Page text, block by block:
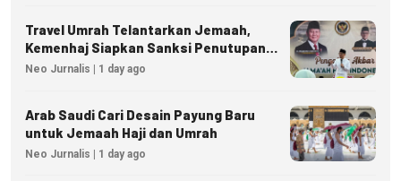
Travel Umrah Telantarkan Jemaah,
Kemenhaj Siapkan Sanksi Penutupan
Izin hingga Pidana
Neo Jurnalis | 1 day ago
Arab Saudi Cari Desain Payung Baru
untuk Jemaah Haji dan Umrah
Neo Jurnalis | 1 day ago